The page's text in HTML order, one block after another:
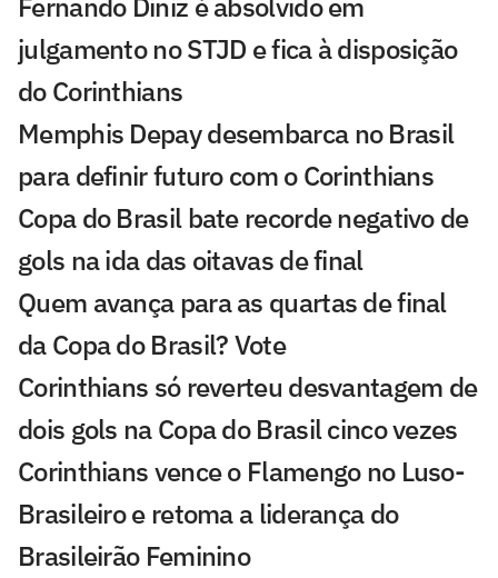
julgamento no STJD e fica à disposição
do Corinthians
Memphis Depay desembarca no Brasil
para definir futuro com o Corinthians
Copa do Brasil bate recorde negativo de
gols na ida das oitavas de final
Quem avança para as quartas de final
da Copa do Brasil? Vote
Corinthians só reverteu desvantagem de
dois gols na Copa do Brasil cinco vezes
Corinthians vence o Flamengo no Luso-
Brasileiro e retoma a liderança do
Brasileirão Feminino